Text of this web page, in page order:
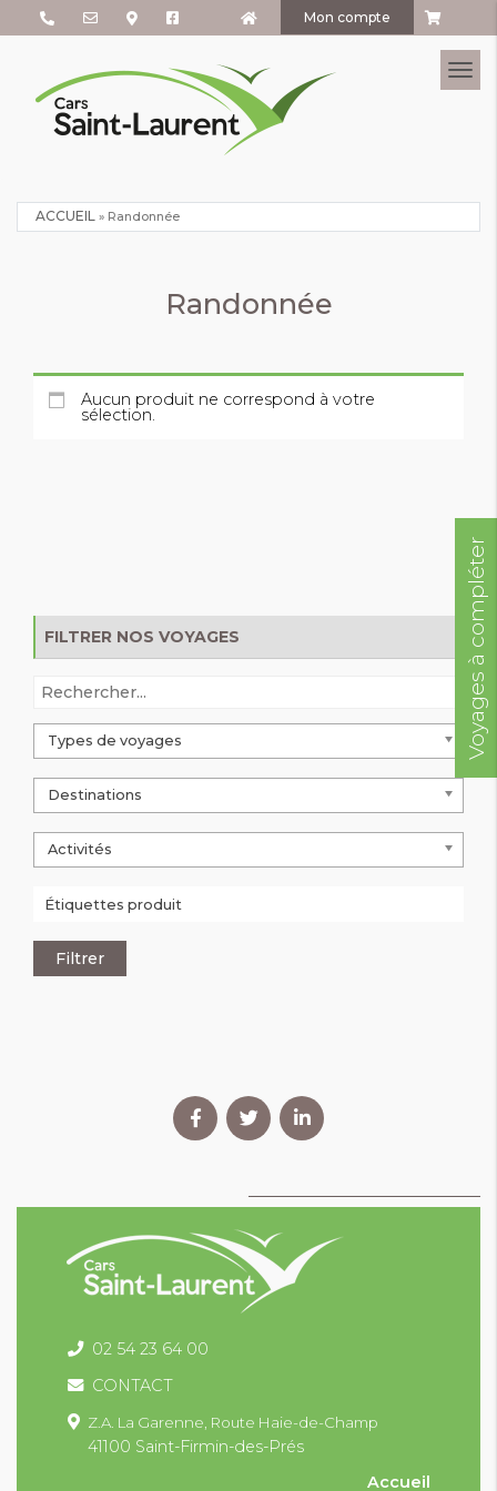
Mon compte
ACCUEIL » Randonnée
Randonnée
Aucun produit ne correspond à votre
sélection.
FILTRER NOS VOYAGES
Types de voyages
Destinations
Activités
Voyages à compléter
02 54 23 64 00
CONTACT
Z.A. La Garenne, Route Haie-de-Champ
41100 Saint-Firmin-des-Prés
Accueil